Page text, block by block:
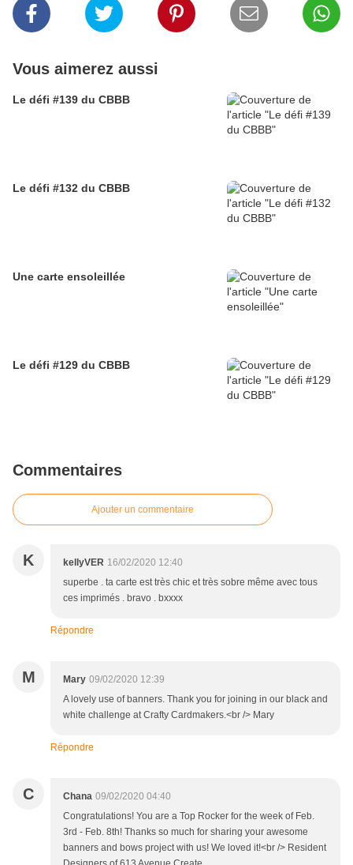
Vous aimerez aussi
Le défi #139 du CBBB
Le défi #132 du CBBB
Une carte ensoleillée
Le défi #129 du CBBB
Commentaires
Ajouter un commentaire
K kellyVER 16/02/2020 12:40
superbe . ta carte est très chic et très sobre même avec tous
ces imprimés . bravo . bxxxx
Répondre
M Mary 09/02/2020 12:39
A lovely use of banners. Thank you for joining in our black and
white challenge at Crafty Cardmakers.<br /> Mary
Répondre
C Chana 09/02/2020 04:40
Congratulations! You are a Top Rocker for the week of Feb.
3rd - Feb. 8th! Thanks so much for sharing your awesome
banners and bows project with us! We loved it!<br /> Resident